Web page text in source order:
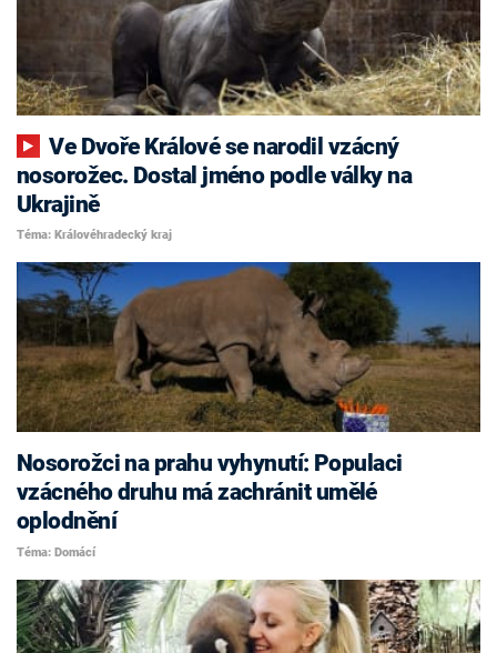
Ve Dvoře Králové se narodil vzácný
nosorožec. Dostal jméno podle války na
Ukrajině
Téma: Královéhradecký kraj
Nosorožci na prahu vyhynutí: Populaci
vzácného druhu má zachránit umělé
oplodnění
Téma: Domácí